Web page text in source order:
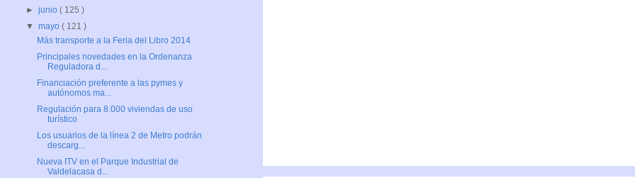
►junio( 125 )
▼mayo( 121 )
Más transporte a la Feria del Libro 2014
Principales novedades en la Ordenanza
Reguladora d...
Financiación preferente a las pymes y
autónomos ma...
Regulación para 8.000 viviendas de uso
turístico
Los usuarios de la línea 2 de Metro podrán
descarg...
Nueva ITV en el Parque Industrial de
Valdelacasa d...